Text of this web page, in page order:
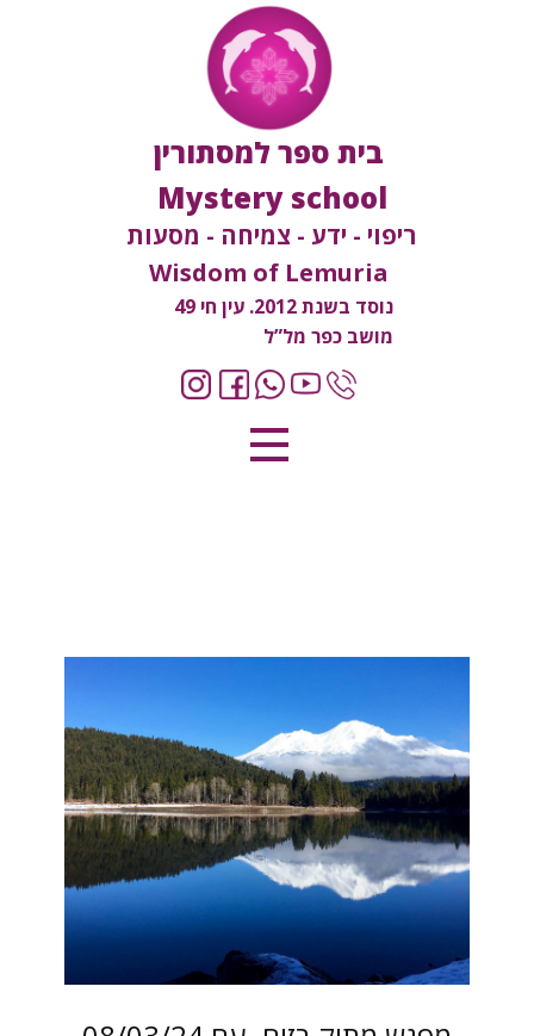
בית ספר למסתורין
Mystery school
ריפוי - ידע - צמיחה - מסעות
Wisdom of Lemuria
נוסד בשנת 2012. עין חי 49
מושב כפר מל”ל